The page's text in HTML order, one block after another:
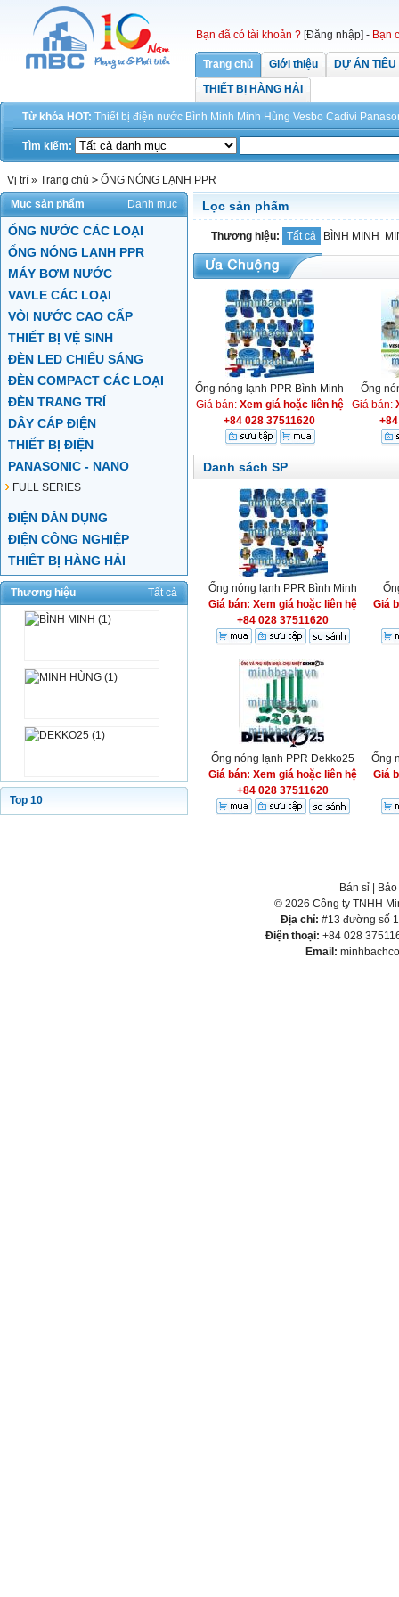
Bạn đã có tài khoản ? [Đăng nhập] - Bạn
Trang chủ Giới thiệu
DỰ ÁN
THIẾT BỊ HÀNG HẢI
Từ khóa HOT: Thiết bị điện nước Bình Minh Minh Hùng Vesbo Cadivi
Tìm kiếm:
Vị trí » Trang chủ > ỐNG NÓNG LẠNH PPR
Mục sản phẩm
Danh mục
ỐNG NƯỚC CÁC LOẠI
ỐNG NÓNG LẠNH PPR
MÁY BƠM NƯỚC
VAVLE CÁC LOẠI
VÒI NƯỚC CAO CẤP
THIẾT BỊ VỆ SINH
ĐÈN LED CHIẾU SÁNG
ĐÈN COMPACT CÁC LOẠI
ĐÈN TRANG TRÍ
DÂY CÁP ĐIỆN
THIẾT BỊ ĐIỆN
PANASONIC - NANO
FULL SERIES
ĐIỆN DÂN DỤNG
ĐIỆN CÔNG NGHIỆP
THIẾT BỊ HÀNG HẢI
Thương hiệu Tất cả
Top 10
Lọc sản phẩm
Thương hiệu: Tất cả BÌNH MINH
Ống nóng lạnh PPR Bình Minh
Giá bán: Xem giá hoặc liên hệ
+84 028 37511620
Ống
Giá bán:
Danh sách SP
Ống nóng lạnh PPR Bình Minh
Giá bán: Xem giá hoặc liên hệ
+84 028 37511620
Giá
Ống nóng lạnh PPR Dekko25
Giá bán: Xem giá hoặc liên hệ
+84 028 37511620
Ống
Giá
Bán sỉ
© 2026 Công ty TNHH
Địa chỉ: #13 đường số
Điện thoại: +84 028
Email: